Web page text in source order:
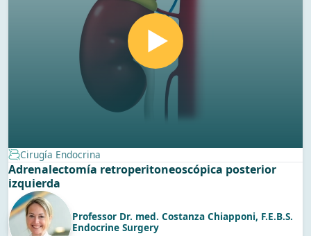
Cirugía Endocrina
Adrenalectomía retroperitoneoscópica posterior
izquierda
Professor Dr. med. Costanza Chiapponi, F.E.B.S.
Endocrine Surgery